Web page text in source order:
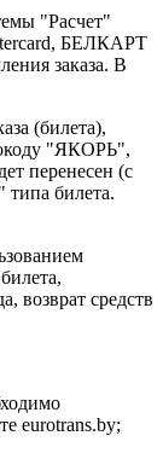
"Расчет"
БЕЛКАРТ
заказа. В
(билета),
"ЯКОРЬ",
перенесен (с
типа билета.
возврат средств
eurotrans.by;